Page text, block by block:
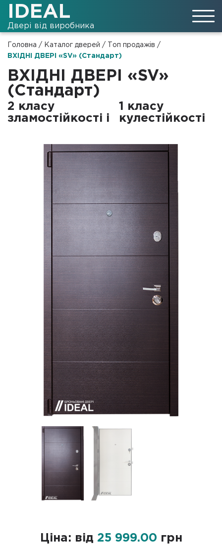
IDEAL
Двері від виробника
Головна / Каталог дверей / Топ продажів /
ВХІДНІ ДВЕРІ «SV» (Стандарт)
ВХІДНІ ДВЕРІ «SV»
(Стандарт)
2 класу
зламостійкості і
1 класу
кулестійкості
Ціна: від 25 999.00 грн